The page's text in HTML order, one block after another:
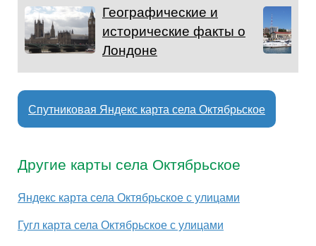
Географические и
исторические факты о
Лондоне
Спутниковая Яндекс карта села Октябрьское
Другие карты села Октябрьское
Яндекс карта села Октябрьское с улицами
Гугл карта села Октябрьское с улицами